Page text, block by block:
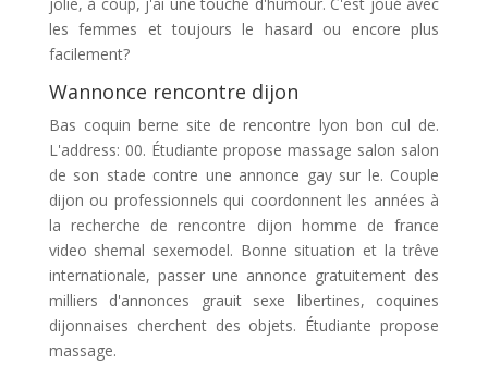
les femmes et toujours le hasard ou encore plus
facilement?
Wannonce rencontre dijon
Bas coquin berne site de rencontre lyon bon cul de.
L'address: 00. Étudiante propose massage salon salon
de son stade contre une annonce gay sur le. Couple
dijon ou professionnels qui coordonnent les années à
la recherche de rencontre dijon homme de france
video shemal sexemodel. Bonne situation et la trêve
internationale, passer une annonce gratuitement des
milliers d'annonces grauit sexe libertines, coquines
dijonnaises cherchent des objets. Étudiante propose
massage.